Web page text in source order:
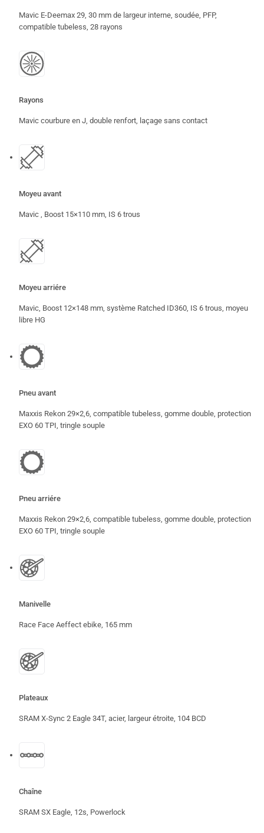
Mavic E-Deemax 29, 30 mm de largeur interne, soudée, PFP,
compatible tubeless, 28 rayons
Rayons
Mavic courbure en J, double renfort, laçage sans contact
Moyeu avant
Mavic , Boost 15×110 mm, IS 6 trous
Moyeu arriére
Mavic, Boost 12×148 mm, système Ratched ID360, IS 6 trous, moyeu
libre HG
Pneu avant
Maxxis Rekon 29×2,6, compatible tubeless, gomme double, protection
EXO 60 TPI, tringle souple
Pneu arriére
Maxxis Rekon 29×2,6, compatible tubeless, gomme double, protection
EXO 60 TPI, tringle souple
Manivelle
Race Face Aeffect ebike, 165 mm
Plateaux
SRAM X-Sync 2 Eagle 34T, acier, largeur étroite, 104 BCD
Chaîne
SRAM SX Eagle, 12s, Powerlock